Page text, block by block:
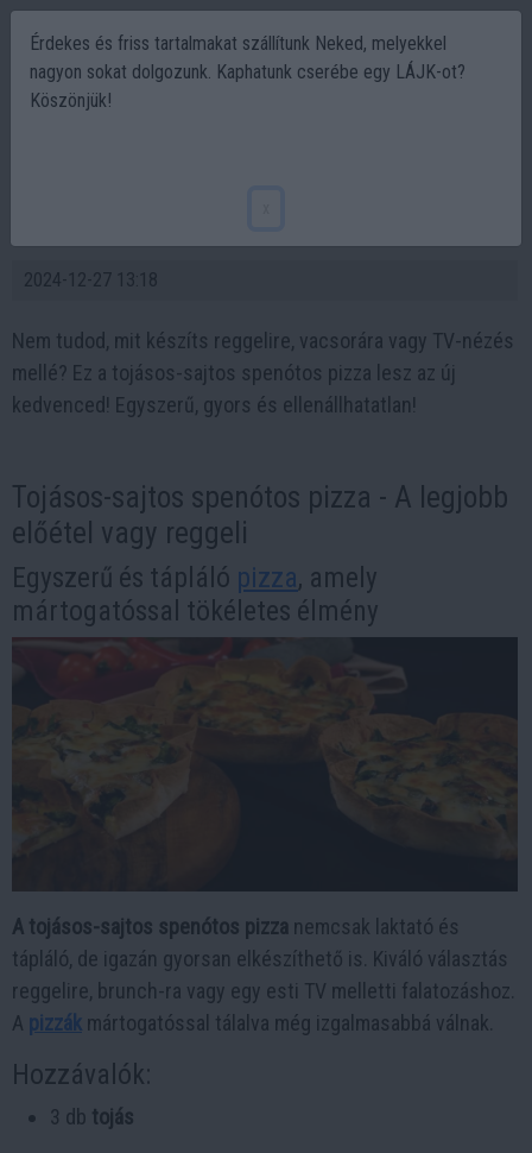
2024-12-27 13:18
Nem tudod, mit készíts reggelire, vacsorára vagy TV-nézés
mellé? Ez a tojásos-sajtos spenótos pizza lesz az új
kedvenced! Egyszerű, gyors és ellenállhatatlan!
Tojásos-sajtos spenótos pizza - A legjobb
előétel vagy reggeli
Egyszerű és tápláló pizza, amely
mártogatóssal tökéletes élmény
A tojásos-sajtos spenótos pizza nemcsak laktató és
tápláló, de igazán gyorsan elkészíthető is. Kiváló választás
reggelire, brunch-ra vagy egy esti TV melletti falatozáshoz.
A pizzák mártogatóssal tálalva még izgalmasabbá válnak.
Hozzávalók:
3 db tojás
Érdekes és friss tartalmakat szállítunk Neked, melyekkel
nagyon sokat dolgozunk. Kaphatunk cserébe egy LÁJK-ot?
Köszönjük!